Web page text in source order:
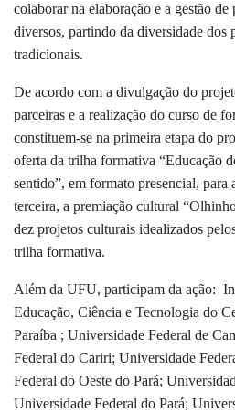
colaborar na elaboração e a gestão
diversos, partindo da diversidade dos
tradicionais.
De acordo com a divulgação do
parceiras e a realização do curso de
constituem-se na primeira etapa do
oferta da trilha formativa “Educação
sentido”, em formato presencial, para
terceira, a premiação cultural
dez projetos culturais idealizados
trilha formativa.
Além da UFU, participam da ação:
Educação, Ciência e Tecnologia do
Paraíba ; Universidade Federal de
Federal do Cariri; Universidade
Federal do Oeste do Pará;
Universidade Federal do Pará;